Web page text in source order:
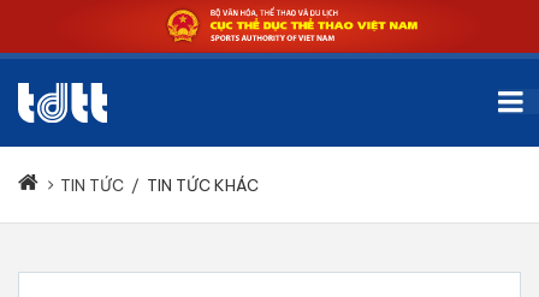
TIN TỨC / TIN TỨC KHÁC